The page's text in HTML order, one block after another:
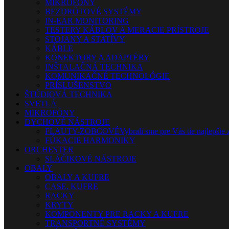
MIKROFÓNY
BEZDRÔTOVÉ SYSTÉMY
IN-EAR MONITORING
TESTERY KÁBLOV A MERACIE PRÍSTROJE
STOJANY A STATÍVY
KÁBLE
KONEKTORY A ADAPTÉRY
INŠTALAČNÁ TECHNIKA
KOMUNIKAČNÉ TECHNOLÓGIE
PRÍSLUŠENSTVO
ŠTÚDIOVÁ TECHNIKA
SVETLÁ
MIKROFÓNY
DYCHOVÉ NÁSTROJE
FLAUTY-ZOBCOVÉVybrali sme pre Vás tie
FÚKACIE HARMONIKY
ORCHESTER
SLÁČIKOVÉ NÁSTROJE
OBALY
OBALY A KUFRE
CASE, KUFRE
RACKY
KRYTY
KOMPONENTY PRE RACKY A KUFRE
TRANSPORTNÉ SYSTÉMY